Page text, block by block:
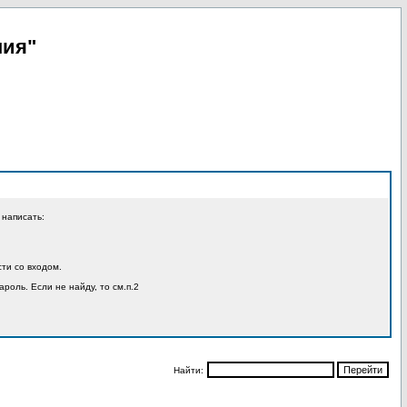
со входом.
Если не найду, то см.п.2
Найти: